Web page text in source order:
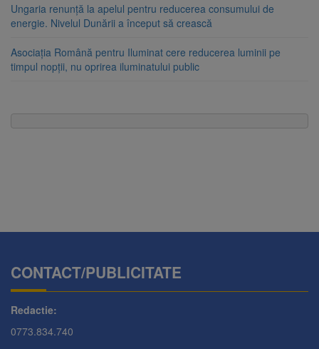
Ungaria renunță la apelul pentru reducerea consumului de
energie. Nivelul Dunării a început să crească
Asociația Română pentru Iluminat cere reducerea luminii pe
timpul nopții, nu oprirea iluminatului public
CONTACT/PUBLICITATE
Redactie:
0773.834.740